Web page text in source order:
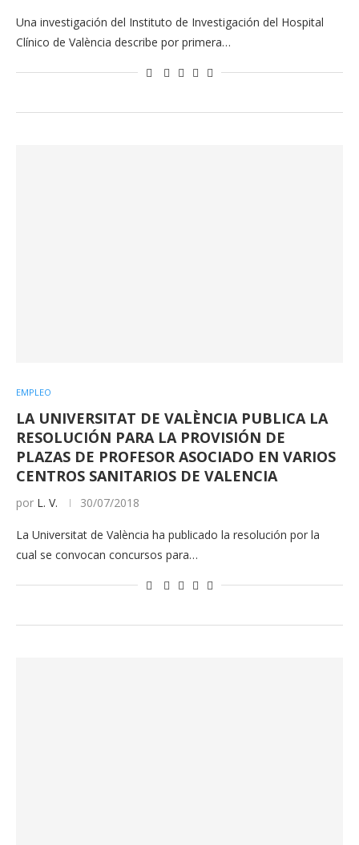
Una investigación del Instituto de Investigación del Hospital
Clínico de València describe por primera…
EMPLEO
LA UNIVERSITAT DE VALÈNCIA PUBLICA LA
RESOLUCIÓN PARA LA PROVISIÓN DE
PLAZAS DE PROFESOR ASOCIADO EN VARIOS
CENTROS SANITARIOS DE VALENCIA
por L. V. 30/07/2018
La Universitat de València ha publicado la resolución por la
cual se convocan concursos para…